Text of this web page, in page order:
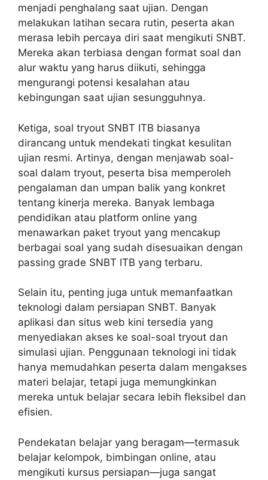
menjadi penghalang saat ujian. Dengan
melakukan latihan secara rutin, peserta akan
merasa lebih percaya diri saat mengikuti SNBT.
Mereka akan terbiasa dengan format soal dan
alur waktu yang harus diikuti, sehingga
mengurangi potensi kesalahan atau
kebingungan saat ujian sesungguhnya.
Ketiga, soal tryout SNBT ITB biasanya
dirancang untuk mendekati tingkat kesulitan
ujian resmi. Artinya, dengan menjawab soal-
soal dalam tryout, peserta bisa memperoleh
pengalaman dan umpan balik yang konkret
tentang kinerja mereka. Banyak lembaga
pendidikan atau platform online yang
menawarkan paket tryout yang mencakup
berbagai soal yang sudah disesuaikan dengan
passing grade SNBT ITB yang terbaru.
Selain itu, penting juga untuk memanfaatkan
teknologi dalam persiapan SNBT. Banyak
aplikasi dan situs web kini tersedia yang
menyediakan akses ke soal-soal tryout dan
simulasi ujian. Penggunaan teknologi ini tidak
hanya memudahkan peserta dalam mengakses
materi belajar, tetapi juga memungkinkan
mereka untuk belajar secara lebih fleksibel dan
efisien.
Pendekatan belajar yang beragam—termasuk
belajar kelompok, bimbingan online, atau
mengikuti kursus persiapan—juga sangat